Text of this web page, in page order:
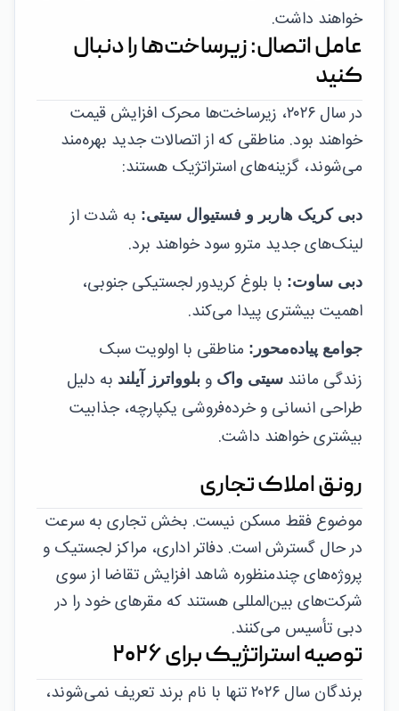
خواهند داشت.
عامل اتصال: زیرساخت‌ها را دنبال
کنید
در سال ۲۰۲۶، زیرساخت‌ها محرک افزایش قیمت
خواهند بود. مناطقی که از اتصالات جدید بهره‌مند
می‌شوند، گزینه‌های استراتژیک هستند:
دبی کریک هاربر و فستیوال سیتی: به شدت از
لینک‌های جدید مترو سود خواهند برد.
دبی ساوت: با بلوغ کریدور لجستیکی جنوبی،
اهمیت بیشتری پیدا می‌کند.
جوامع پیاده‌محور: مناطقی با اولویت سبک
زندگی مانند سیتی واک و بلوواترز آیلند به دلیل
طراحی انسانی و خرده‌فروشی یکپارچه، جذابیت
بیشتری خواهند داشت.
رونق املاک تجاری
موضوع فقط مسکن نیست. بخش تجاری به سرعت
در حال گسترش است. دفاتر اداری، مراکز لجستیک و
پروژه‌های چندمنظوره شاهد افزایش تقاضا از سوی
شرکت‌های بین‌المللی هستند که مقرهای خود را در
دبی تأسیس می‌کنند.
توصیه استراتژیک برای ۲۰۲۶
برندگان سال ۲۰۲۶ تنها با نام برند تعریف نمی‌شوند،